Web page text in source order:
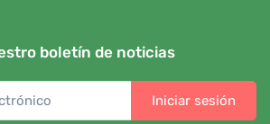
boletín de noticias
Iniciar sesión